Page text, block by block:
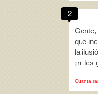
2
Gente,
que
la
¡ni les
Cuánta